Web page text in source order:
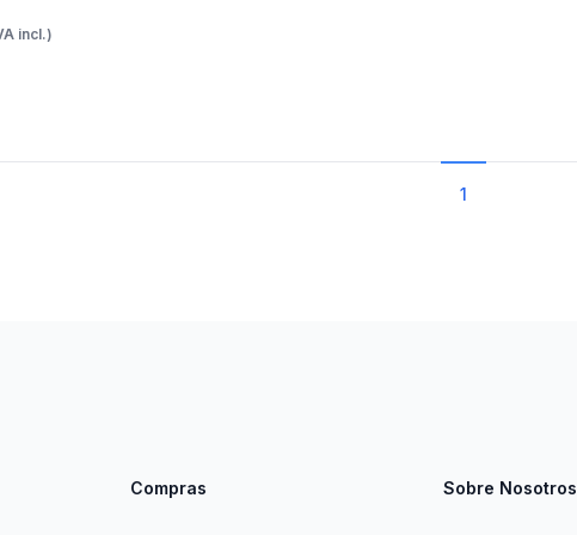
incl.)
1
Compras Sobre Nosotros